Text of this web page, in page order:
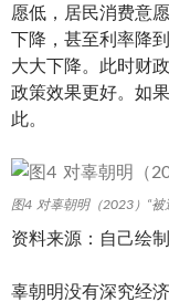
愿低，居民消费意
下降，甚至利率降
大大下降。此时财
政策效果更好。如
此。
图4 对辜朝明（2023）“
资料来源：自己绘制
辜朝明没有深究经